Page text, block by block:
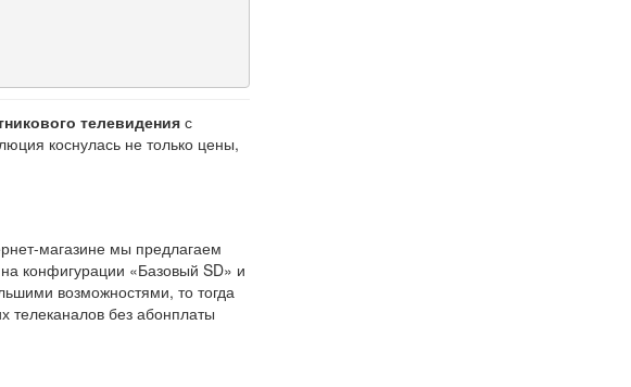
телевиденияс
коснулась не только цены,
магазине мы предлагаем
конфигурации «Базовый SD» и
возможностями, то тогда
телеканалов без абонплаты